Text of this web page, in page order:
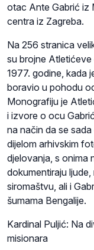
otac Ante Gabrić
centra iz Zagreba.
Na 256 stranica
su brojne
1977. godine, kada
boravio u pohodu
Monografiju je
i izvore o ocu
na način da se
dijelom arhivskim
djelovanja, s onima
dokumentiraju
siromaštvu, ali i
šumama Bengalije.
Kardinal Puljić: Na
misionara